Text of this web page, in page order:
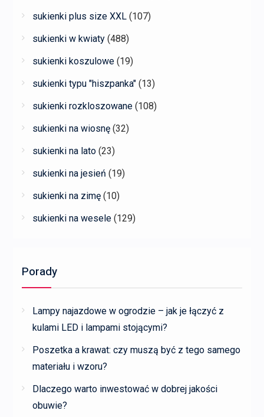
sukienki plus size XXL (107)
sukienki w kwiaty (488)
sukienki koszulowe (19)
sukienki typu "hiszpanka" (13)
sukienki rozkloszowane (108)
sukienki na wiosnę (32)
sukienki na lato (23)
sukienki na jesień (19)
sukienki na zimę (10)
sukienki na wesele (129)
Porady
Lampy najazdowe w ogrodzie – jak je łączyć z
kulami LED i lampami stojącymi?
Poszetka a krawat: czy muszą być z tego samego
materiału i wzoru?
Dlaczego warto inwestować w dobrej jakości
obuwie?